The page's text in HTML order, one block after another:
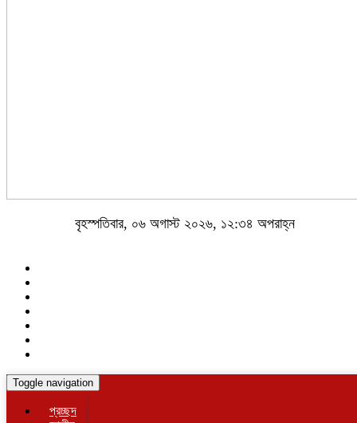
বৃহস্পতিবার, ০৬ অগাস্ট ২০২৬, ১২:৩৪ অপরাহ্ন
Toggle navigation
প্রচ্ছদ